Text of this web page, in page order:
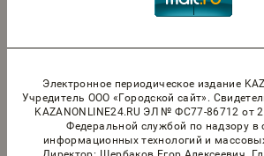
Электронное периодическое издание
Учредитель ООО «Городской сайт».
KAZANONLINE24.RU ЭЛ № ФС77-86712 от
Федеральной службой по надзору в
информационных технологий и